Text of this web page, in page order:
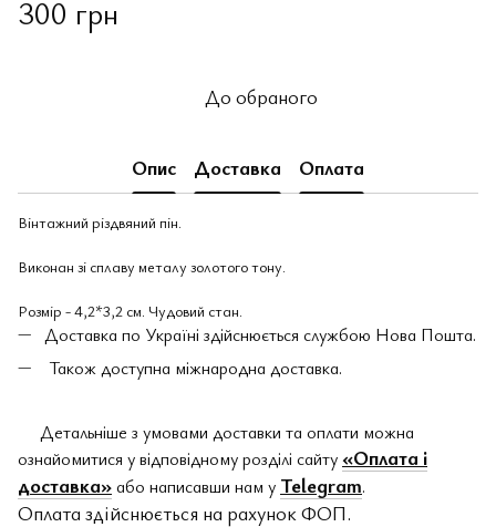
300 грн
До обраного
Опис Доставка Оплата
Вінтажний різдвяний пін.
Виконан зі сплаву металу золотого тону.
Розмір - 4,2*3,2 см. Чудовий стан.
Доставка по Україні здійснюється службою Нова Пошта.
Також доступна міжнародна доставка.
Детальніше з умовами доставки та оплати можна
ознайомитися у відповідному розділі сайту«Оплата і
доставка»або написавши нам у Telegram.
Оплата здійснюється на рахунок ФОП.